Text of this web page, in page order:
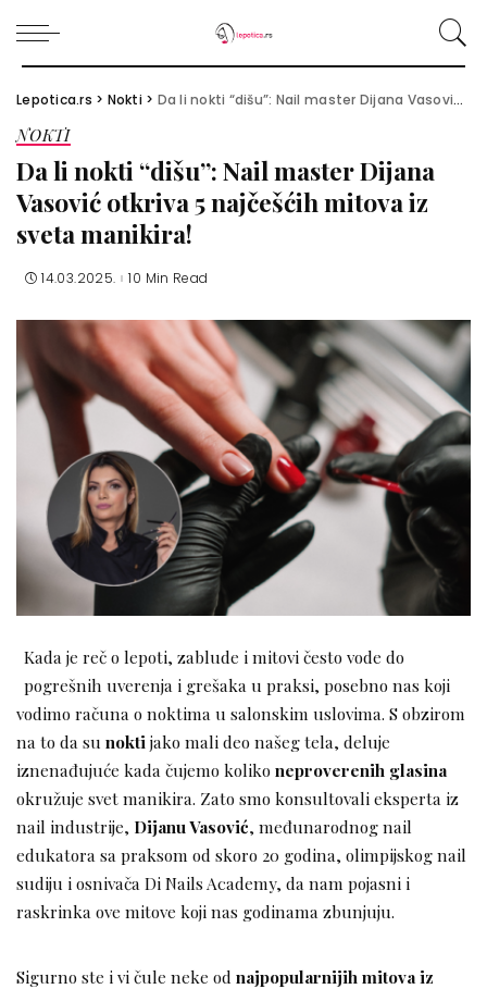
Lepotica.rs > Nokti> Da li nokti “dišu”: Nail master Dijana Vasović otkriva 5 najčešćih mitova iz sveta manikira!
NOKTI
Da li nokti “dišu”: Nail master Dijana
Vasović otkriva 5 najčešćih mitova iz
sveta manikira!
14.03.2025. 10 Min Read
Kada je reč o lepoti, zablude i mitovi često vode do
pogrešnih uverenja i grešaka u praksi, posebno nas koji
vodimo računa o noktima u salonskim uslovima. S obzirom
na to da su nokti jako mali deo našeg tela, deluje
iznenađujuće kada čujemo kolikoneproverenih glasina
okružuje svet manikira. Zato smo konsultovali eksperta iz
nail industrije, Dijanu Vasović, međunarodnog nail
edukatora sa praksom od skoro 20 godina, olimpijskog nail
sudiju i osnivača Di Nails Academy, da nam pojasni i
raskrinka ove mitove koji nas godinama zbunjuju.
Sigurno ste i vi čule neke od najpopularnijih mitova iz